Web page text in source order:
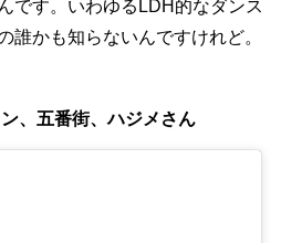
です。いわゆるLDH的なダンス
誰かも知らないんですけれど。
、五番街、ハジメさん